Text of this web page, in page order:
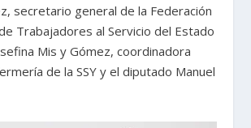
secretario general de la Federación
Trabajadores al Servicio del Estado
Mis y Gómez, coordinadora
de la SSY y el diputado Manuel